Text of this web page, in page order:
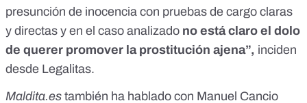
presunción de inocencia con pruebas de cargo claras
y directas y en el caso analizado no está claro el dolo
de querer promover la prostitución ajena”, inciden
desde Legalitas.
Maldita.es también ha hablado con Manuel Cancio